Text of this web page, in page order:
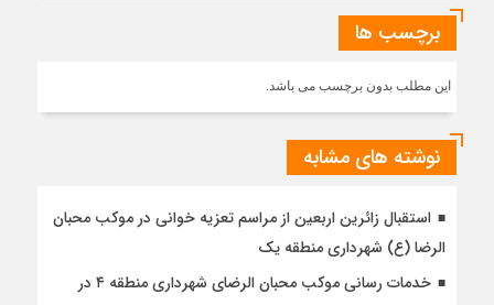
برچسب ها
این مطلب بدون برچسب می باشد.
نوشته های مشابه
استقبال زائرین اربعین از مراسم تعزیه خوانی در موکب محبان
الرضا (ع) شهرداری منطقه یک
خدمات رسانی موکب محبان الرضای شهرداری منطقه ۴ در